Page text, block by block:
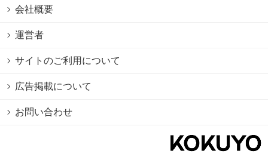
会社概要
運営者
サイトのご利用について
広告掲載について
お問い合わせ